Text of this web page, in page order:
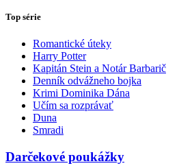
Top série
Romantické úteky
Harry Potter
Kapitán Stein a Notár Barbarič
Denník odvážneho bojka
Krimi Dominika Dána
Učím sa rozprávať
Duna
Smradi
Darčekové poukážky